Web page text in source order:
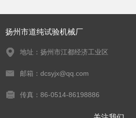
扬州市道纯试验机械厂
地址：扬州市江都经济工业区
邮箱：dcsyjx@qq.com
传真：86-0514-86198886